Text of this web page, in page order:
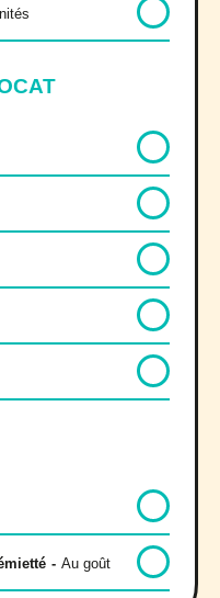
- Au goût